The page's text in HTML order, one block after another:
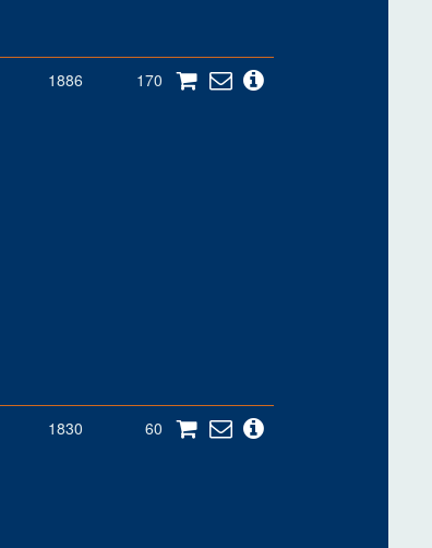
1886 170
1830 60